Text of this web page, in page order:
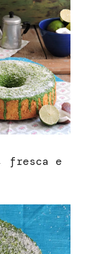
fresca e